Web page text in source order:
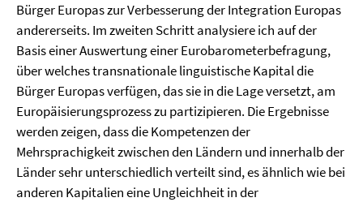
Bürger Europas zur Verbesserung der Integration Europas
andererseits. Im zweiten Schritt analysiere ich auf der
Basis einer Auswertung einer Eurobarometerbefragung,
über welches transnationale linguistische Kapital die
Bürger Europas verfügen, das sie in die Lage versetzt, am
Europäisierungsprozess zu partizipieren. Die Ergebnisse
werden zeigen, dass die Kompetenzen der
Mehrsprachigkeit zwischen den Ländern und innerhalb der
Länder sehr unterschiedlich verteilt sind, es ähnlich wie bei
anderen Kapitalien eine Ungleichheit in der